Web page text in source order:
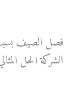
فصل الصيف
الحل